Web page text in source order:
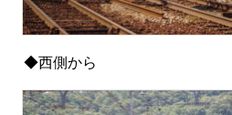
◆西側から